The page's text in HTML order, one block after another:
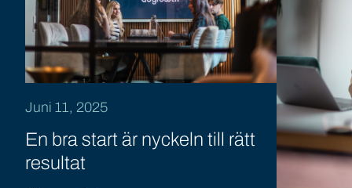
Juni 11, 2025
En bra start är nyckeln till rätt
resultat